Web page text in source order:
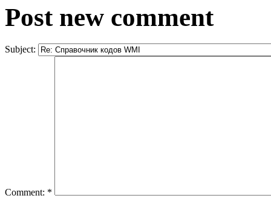
Post new comment
Subject:
Comment: *